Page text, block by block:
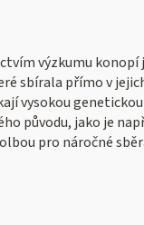
výzkumu konopí
sbírala přímo v
vysokou
původu, jako je
pro náročné